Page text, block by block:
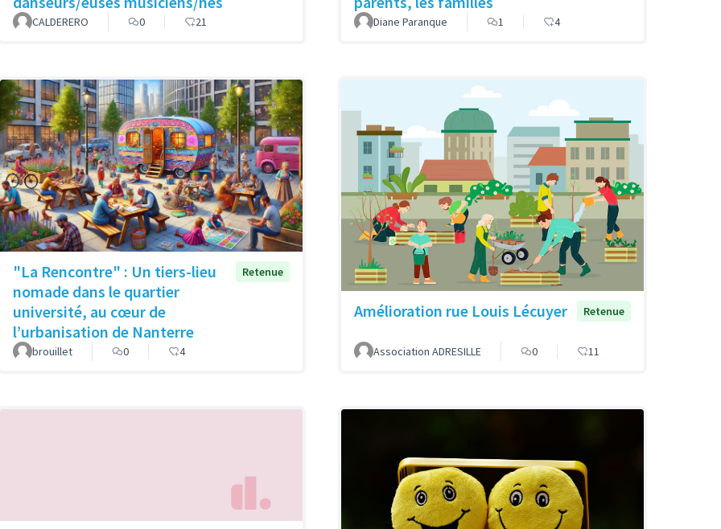
CALDERERO 0 21 Diane Paranque 1 4
"La Rencontre" : Un tiers-lieu
nomade dans le quartier
université, au cœur de
l’urbanisation de Nanterre
Retenue
brouillet 0 4
Amélioration rue Louis Lécuyer Retenue
Association ADRESILLE 0 11